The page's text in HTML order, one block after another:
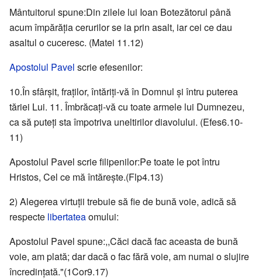
Mântuitorul spune:Din zilele lui Ioan Botezătorul până
acum împărăția cerurilor se ia prin asalt, iar cei ce dau
asaltul o cuceresc. (Matei 11.12)
Apostolul Pavel scrie efesenilor:
10.În sfârșit, fraților, întăriți-vă în Domnul și întru puterea
tăriei Lui. 11. Îmbrăcați-vă cu toate armele lui Dumnezeu,
ca să puteți sta împotriva uneltirilor diavolului. (Efes6.10-
11)
Apostolul Pavel scrie filipenilor:Pe toate le pot întru
Hristos, Cel ce mă întărește.(Flp4.13)
2) Alegerea virtuții trebuie să fie de bună voie, adică să
respecte libertateaomului:
Apostolul Pavel spune:,,Căci dacă fac aceasta de bună
voie, am plată; dar dacă o fac fără voie, am numai o slujire
încredințată."(1Cor9.17)